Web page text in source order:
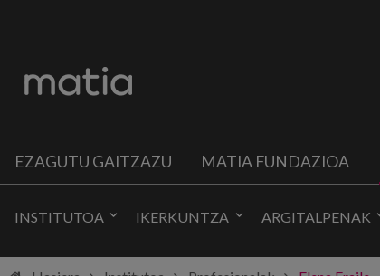
EZAGUTU GAITZAZU MATIA FUNDAZIOA
INSTITUTOA IKERKUNTZA ARGITALPENAK